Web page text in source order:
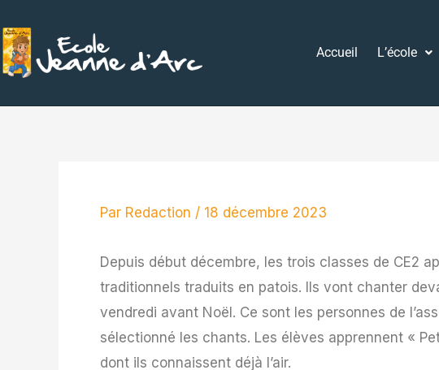
au
contenu
Accueil L’école
Par Redaction / 18 décembre 2023
Depuis début décembre, les trois classes de CE2
traditionnels traduits en patois. Ils vont chanter
vendredi avant Noël. Ce sont les personnes de
sélectionné les chants. Les élèves apprennent «
dont ils connaissent déjà l’air.